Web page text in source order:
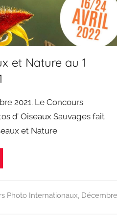
et Nature au 1
2021. Le Concours
d’ Oiseaux Sauvages fait
et Nature
Photo Internationaux, Décembre